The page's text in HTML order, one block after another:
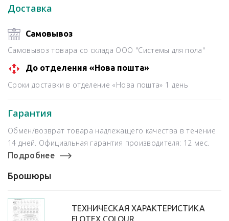
Доставка
Самовывоз
Самовывоз товара со склада ООО "Системы для пола"
До отделения «Нова пошта»
Сроки доставки в отделение «Нова пошта» 1 день
Гарантия
Обмен/возврат товара надлежащего качества в течение
14 дней. Официальная гарантия производителя: 12 мес.
Подробнее
Брошюры
ТЕХНИЧЕСКАЯ ХАРАКТЕРИСТИКА
FLOTEX COLOUR